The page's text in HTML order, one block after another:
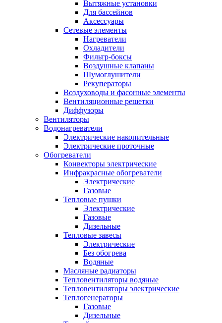
Вытяжные установки
Для бассейнов
Аксессуары
Сетевые элементы
Нагреватели
Охладители
Фильтр-боксы
Воздушные клапаны
Шумоглушители
Рекуператоры
Воздуховоды и фасонные элементы
Вентиляционные решетки
Диффузоры
Вентиляторы
Водонагреватели
Электрические накопительные
Электрические проточные
Обогреватели
Конвекторы электрические
Инфракрасные обогреватели
Электрические
Газовые
Тепловые пушки
Электрические
Газовые
Дизельные
Тепловые завесы
Электрические
Без обогрева
Водяные
Масляные радиаторы
Тепловентиляторы водяные
Тепловентиляторы электрические
Теплогенераторы
Газовые
Дизельные